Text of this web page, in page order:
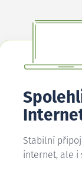
Stabilní
internet, ale i